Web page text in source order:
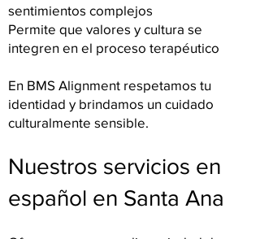
sentimientos complejos
Permite que valores y cultura se
integren en el proceso terapéutico
En BMS Alignment respetamos tu
identidad y brindamos un cuidado
culturalmente sensible.
Nuestros servicios en
español en Santa Ana